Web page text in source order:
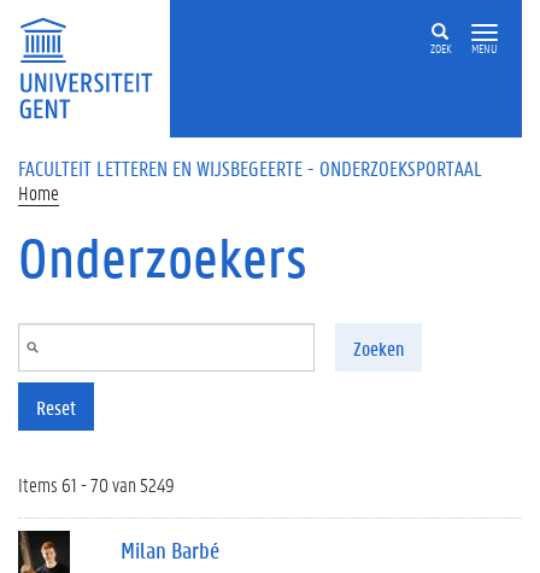
Overslaan en naar de inhoud gaan
ZOEK MENU
FACULTEIT LETTEREN EN WIJSBEGEERTE - ONDERZOEKSPORTAAL
Home
Onderzoekers
Zoeken
Reset
Items 61 - 70 van 5249
Milan Barbé